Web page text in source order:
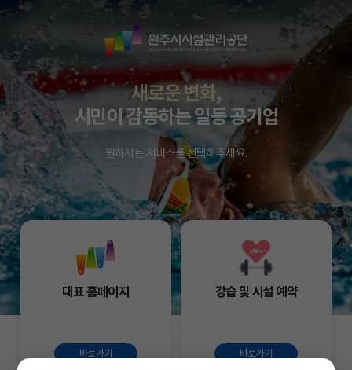
원
주
시
시
설
관
리
공
단
새로운 변화,
시민이 감동하는 일등 공기업
원하시는 서비스를 선택해주세요.
대표 홈페이지
바로가기
강습 및 시설 예약
바로가기